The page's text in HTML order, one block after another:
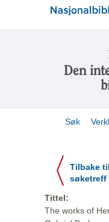
Den
Søk
Tilbake til
søketreff
Tittel:
The works of